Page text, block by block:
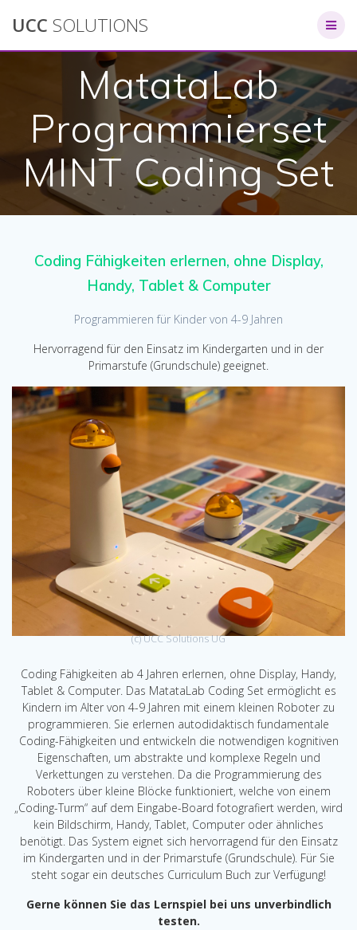
UCC SOLUTIONS
MatataLab
Programmierset
MINT Coding Set
Coding Fähigkeiten erlernen, ohne Display,
Handy, Tablet & Computer
Programmieren für Kinder von 4-9 Jahren
Hervorragend für den Einsatz im Kindergarten und in der
Primarstufe (Grundschule) geeignet.
(c) UCC Solutions UG
Coding Fähigkeiten ab 4 Jahren erlernen, ohne Display, Handy,
Tablet & Computer. Das MatataLab Coding Set ermöglicht es
Kindern im Alter von 4-9 Jahren mit einem kleinen Roboter zu
programmieren. Sie erlernen autodidaktisch fundamentale
Coding-Fähigkeiten und entwickeln die notwendigen kognitiven
Eigenschaften, um abstrakte und komplexe Regeln und
Verkettungen zu verstehen. Da die Programmierung des
Roboters über kleine Blöcke funktioniert, welche von einem
„Coding-Turm“ auf dem Eingabe-Board fotografiert werden, wird
kein Bildschirm, Handy, Tablet, Computer oder ähnliches
benötigt. Das System eignet sich hervorragend für den Einsatz
im Kindergarten und in der Primarstufe (Grundschule). Für Sie
steht sogar ein deutsches Curriculum Buch zur Verfügung!
Gerne können Sie das Lernspiel bei uns unverbindlich
testen.